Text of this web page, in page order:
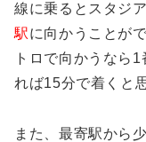
線に乗るとスタジ
駅に向かうことが
トロで向かうなら
れば15分で着くと
また、最寄駅から